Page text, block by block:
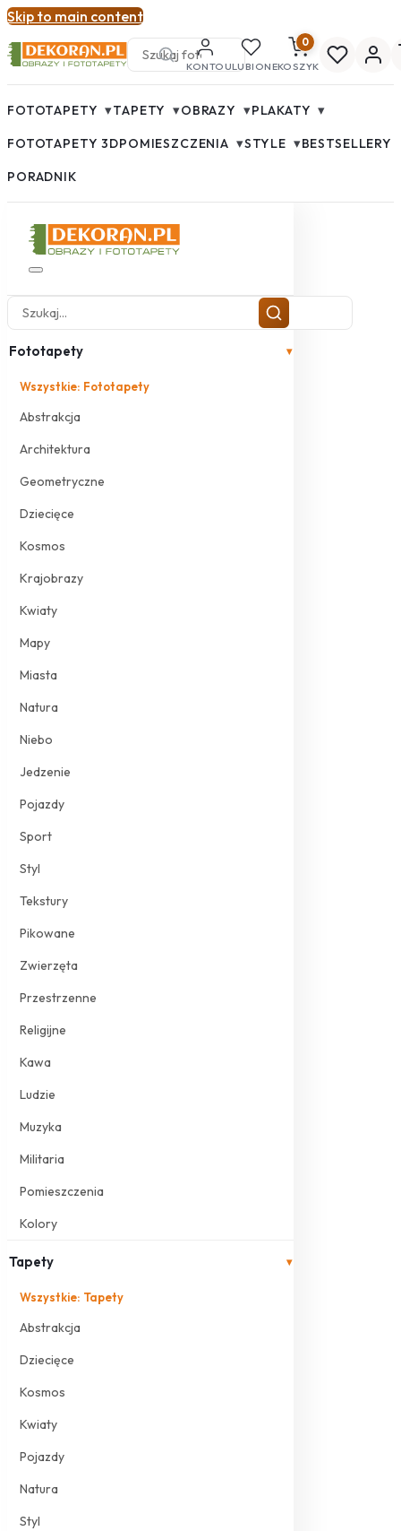
Skip to main content
KONTOULUBIONE
0
KOSZYK
FOTOTAPETY ▾TAPETY ▾OBRAZY ▾PLAKATY ▾
FOTOTAPETY 3DPOMIESZCZENIA ▾STYLE ▾BESTSELLERY
PORADNIK
Fototapety ▾
Wszystkie: Fototapety
Abstrakcja
Architektura
Geometryczne
Dziecięce
Kosmos
Krajobrazy
Kwiaty
Mapy
Miasta
Natura
Niebo
Jedzenie
Pojazdy
Sport
Styl
Tekstury
Pikowane
Zwierzęta
Przestrzenne
Religijne
Kawa
Ludzie
Muzyka
Militaria
Pomieszczenia
Kolory
Tapety ▾
Wszystkie: Tapety
Abstrakcja
Dziecięce
Kosmos
Kwiaty
Pojazdy
Natura
Styl